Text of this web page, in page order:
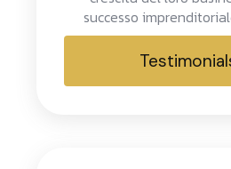
successo